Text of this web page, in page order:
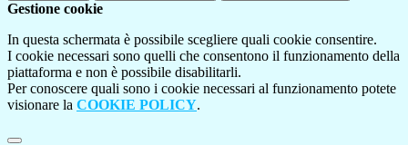
Gestione cookie
In questa schermata è possibile scegliere quali cookie consentire.
I cookie necessari sono quelli che consentono il funzionamento della
piattaforma e non è possibile disabilitarli.
Per conoscere quali sono i cookie necessari al funzionamento potete
visionare la COOKIE POLICY.